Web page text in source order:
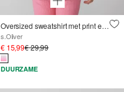
Oversized sweatshirt met print en kleurverloop
s.Oliver
€ 15,99€ 29,99
DUURZAME